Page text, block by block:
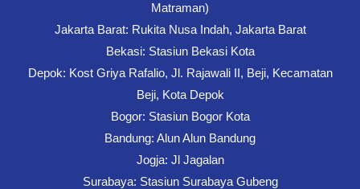
Matraman)
Jakarta Barat: Rukita Nusa Indah, Jakarta Barat
Bekasi: Stasiun Bekasi Kota
Depok: Kost Griya Rafalio, Jl. Rajawali II, Beji, Kecamatan
Beji, Kota Depok
Bogor: Stasiun Bogor Kota
Bandung: Alun Alun Bandung
Jogja: Jl Jagalan
Surabaya: Stasiun Surabaya Gubeng